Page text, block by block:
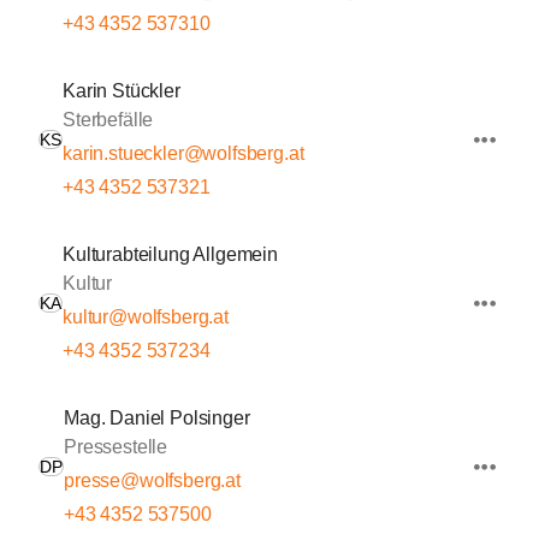
+43 4352 537310
KS
Karin Stückler
Sterbefälle
karin.stueckler@wolfsberg.at
+43 4352 537321
KA
Kulturabteilung Allgemein
Kultur
kultur@wolfsberg.at
+43 4352 537234
DP
Mag. Daniel Polsinger
Pressestelle
presse@wolfsberg.at
+43 4352 537500